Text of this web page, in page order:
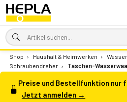
Shop › Haushalt & Heimwerken ›
Schraubendreher › Taschen-
Preise und Bestellfunktion nur
Jetzt anmelden →